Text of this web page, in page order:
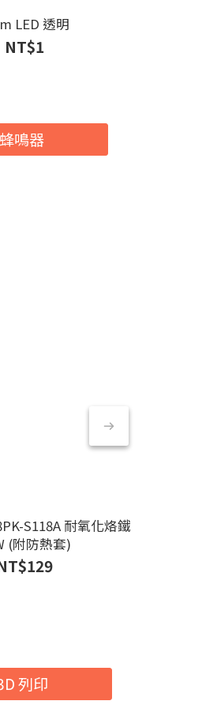
LED 透明
NT$1
蜂鳴器
S118A 耐氧化烙鐵
(附防熱套)
列印